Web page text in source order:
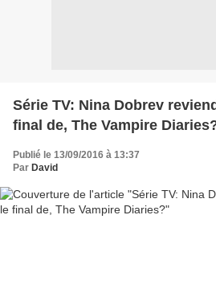
Série TV: Nina Dobrev
final de, The Vampire
Publié le 13/09/2016 à 13:37
Par David